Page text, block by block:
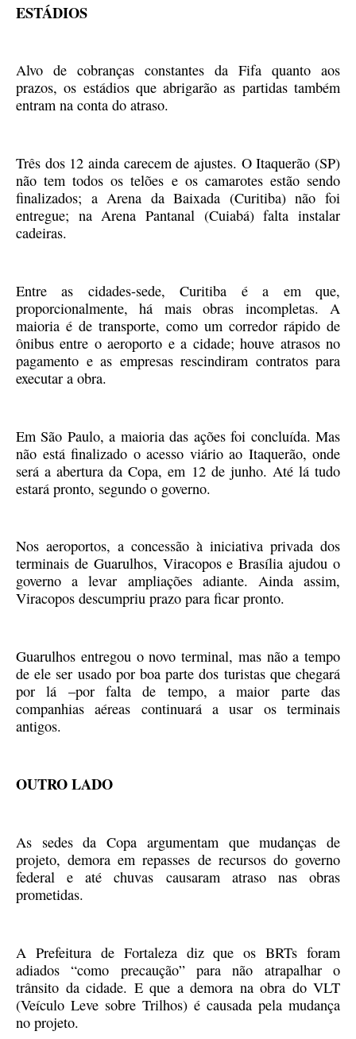
ESTÁDIOS
Alvo de cobranças constantes da Fifa quanto aos
prazos, os estádios que abrigarão as partidas também
entram na conta do atraso.
Três dos 12 ainda carecem de ajustes. O Itaquerão (SP)
não tem todos os telões e os camarotes estão sendo
finalizados; a Arena da Baixada (Curitiba) não foi
entregue; na Arena Pantanal (Cuiabá) falta instalar
cadeiras.
Entre as cidades-sede, Curitiba é a em que,
proporcionalmente, há mais obras incompletas. A
maioria é de transporte, como um corredor rápido de
ônibus entre o aeroporto e a cidade; houve atrasos no
pagamento e as empresas rescindiram contratos para
executar a obra.
Em São Paulo, a maioria das ações foi concluída. Mas
não está finalizado o acesso viário ao Itaquerão, onde
será a abertura da Copa, em 12 de junho. Até lá tudo
estará pronto, segundo o governo.
Nos aeroportos, a concessão à iniciativa privada dos
terminais de Guarulhos, Viracopos e Brasília ajudou o
governo a levar ampliações adiante. Ainda assim,
Viracopos descumpriu prazo para ficar pronto.
Guarulhos entregou o novo terminal, mas não a tempo
de ele ser usado por boa parte dos turistas que chegará
por lá –por falta de tempo, a maior parte das
companhias aéreas continuará a usar os terminais
antigos.
OUTRO LADO
As sedes da Copa argumentam que mudanças de
projeto, demora em repasses de recursos do governo
federal e até chuvas causaram atraso nas obras
prometidas.
A Prefeitura de Fortaleza diz que os BRTs foram
adiados “como precaução” para não atrapalhar o
trânsito da cidade. E que a demora na obra do VLT
(Veículo Leve sobre Trilhos) é causada pela mudança
no projeto.